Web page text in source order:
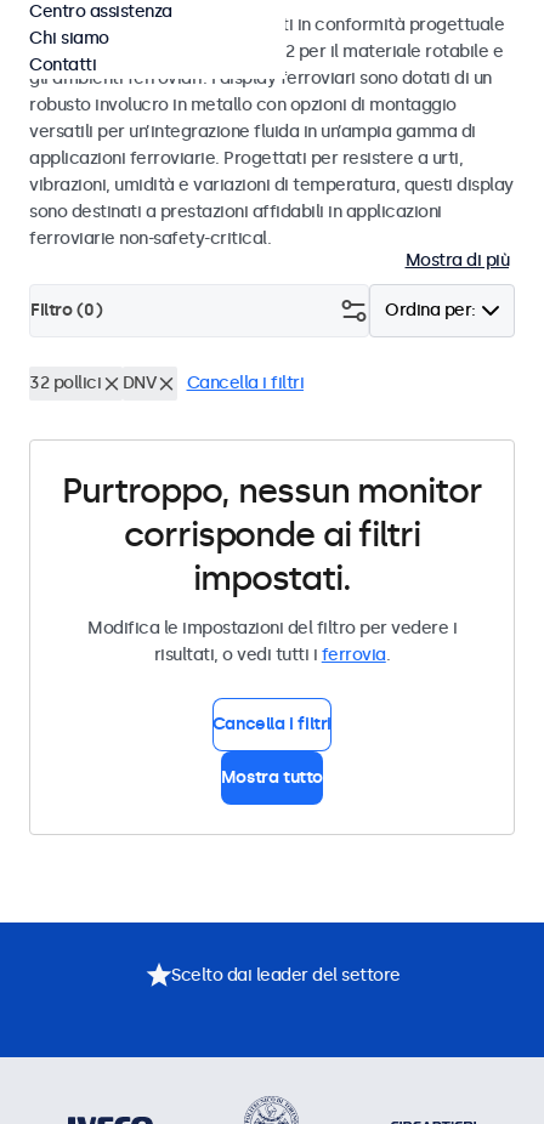
Monitor e touchscreen sviluppati in conformità progettuale
alle norme EN 50155 e EN 45545-2 per il materiale rotabile e
gli ambienti ferroviari. I display ferroviari sono dotati di un
robusto involucro in metallo con opzioni di montaggio
versatili per un’integrazione fluida in un’ampia gamma di
applicazioni ferroviarie. Progettati per resistere a urti,
vibrazioni, umidità e variazioni di temperatura, questi display
sono destinati a prestazioni affidabili in applicazioni
ferroviarie non-safety-critical.
Mostra di più
Ordina per:
Filtro (0)
32 pollici DNV Cancella i filtri
Purtroppo, nessun monitor
corrisponde ai filtri
impostati.
Modifica le impostazioni del filtro per vedere i
risultati, o vedi tutti i ferrovia.
Cancella i filtri
Mostra tutto
Centro assistenza
Chi siamo
Contatti
Scelto dai leader del settore